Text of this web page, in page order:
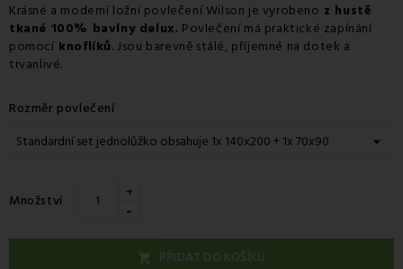
Krásné a moderní ložní povlečení Wilson je vyrobeno z hustě
tkané 100% bavlny delux. Povlečení má praktické zapínání
pomocí knoflíků. Jsou barevně stálé, příjemné na dotek a
trvanlivé.
Rozměr povlečení
Množství +
-
 PŘIDAT DO KOŠÍKU